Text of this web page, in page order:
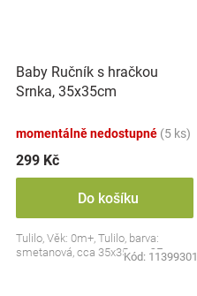
Baby Ručník s hračkou
Srnka, 35x35cm
momentálně nedostupné (5 ks)
299 Kč
Do košíku
Tulilo, Věk: 0m+, Tulilo, barva:
smetanová, cca 35x35cm, CE
Kód: 11399301